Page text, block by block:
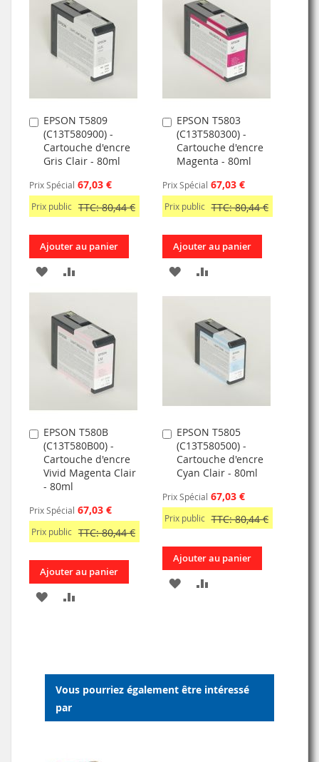
MA
LISTE
D’ENVIE
COMPARATEUR
LISTE
D’ENVIE
EPSON T5809
(C13T580900) -
Cartouche d'encre
Gris Clair - 80ml
Prix Spécial 67,03 €
Prix public TTC: 80,44 €
Ajouter
au
panier
Ajouter au panier
AJOUTER
À
MA
LISTE
D’ENVIE
AU
COMPARATEUR
EPSON T5803
(C13T580300) -
Cartouche d'encre
Magenta - 80ml
Prix Spécial 67,03 €
Prix public TTC: 80,44 €
Ajouter
au
panier
Ajouter au panier
AJOUTER
À
MA
LISTE
D’ENVIE
AU
COMPARATEUR
EPSON T580B
(C13T580B00) -
Cartouche d'encre
Vivid Magenta Clair
- 80ml
Prix Spécial 67,03 €
Prix public TTC: 80,44 €
Ajouter
au
panier
Ajouter au panier
AJOUTER
D’ENVIE
EPSON T5805
(C13T580500) -
Cartouche d'encre
Cyan Clair - 80ml
Prix Spécial 67,03 €
Prix public TTC: 80,44 €
Ajouter
au
panier
Ajouter au panier
AJOUTER
Vous pourriez également être intéressé
par